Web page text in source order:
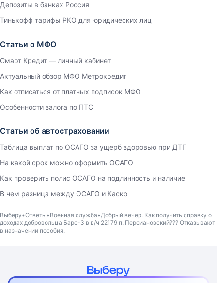
Депозиты в банках Россия
Тинькофф тарифы РКО для юридических лиц
Статьи о МФО
Смарт Кредит — личный кабинет
Актуальный обзор МФО Метрокредит
Как отписаться от платных подписок МФО
Особенности залога по ПТС
Статьи об автостраховании
Таблица выплат по ОСАГО за ущерб здоровью при ДТП
На какой срок можно оформить ОСАГО
Как проверить полис ОСАГО на подлинность и наличие
В чем разница между ОСАГО и Каско
Выберу Ответы Военная служба Добрый вечер. Как получить справку о
доходах добровольца Барс-3 в в/ч 22179 п. Персиановский??? Отказывают
в назначении пособия.